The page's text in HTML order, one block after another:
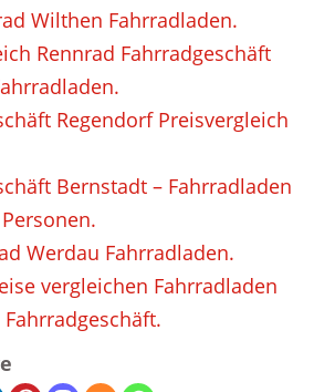
Wilthen Fahrradladen.
Rennrad Fahrradgeschäft
Regendorf Preisvergleich
Bernstadt – Fahrradladen
Werdau Fahrradladen.
vergleichen Fahrradladen